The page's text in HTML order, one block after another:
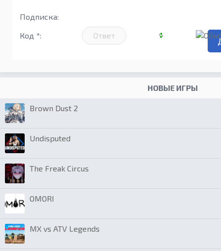
Подписка:
Код *:
НОВЫЕ ИГРЫ
Brown Dust 2
Undisputed
The Freak Circus
OMORI
MX vs ATV Legends